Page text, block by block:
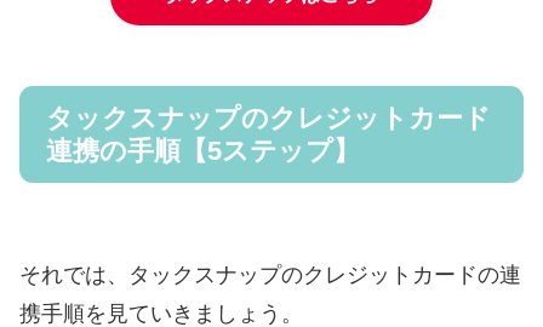
タックスナップのクレジットカード
連携の手順【5ステップ】
それでは、タックスナップのクレジットカードの連
携手順を見ていきましょう。